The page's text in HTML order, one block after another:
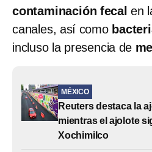
contaminación fecal en
canales, así como
incluso la presencia de
MÉXICO
Reuters destaca la
mientras el ajolote
Xochimilco